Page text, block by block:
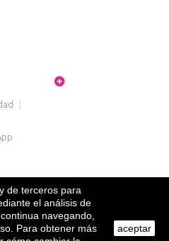
de terceros para
el análisis de
navegando,
Para obtener más
aceptar